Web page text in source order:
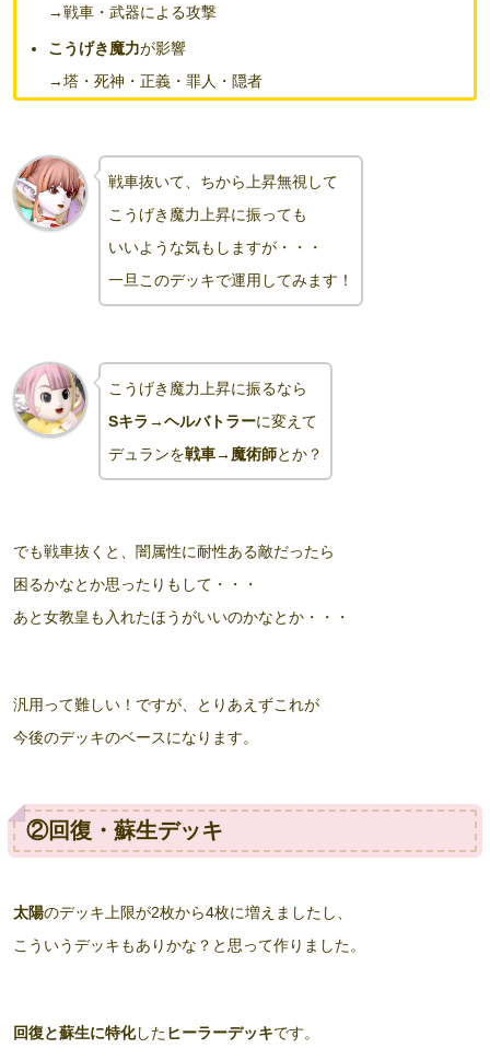
→戦車・武器による攻撃
こうげき魔力が影響
→塔・死神・正義・罪人・隠者
戦車抜いて、ちから上昇無視して
こうげき魔力上昇に振っても
いいような気もしますが・・・
一旦このデッキで運用してみます！
こうげき魔力上昇に振るなら
Sキラ→ヘルバトラーに変えて
デュランを戦車→魔術師とか？
でも戦車抜くと、闇属性に耐性ある敵だったら
困るかなとか思ったりもして・・・
あと女教皇も入れたほうがいいのかなとか・・・
汎用って難しい！ですが、とりあえずこれが
今後のデッキのベースになります。
②回復・蘇生デッキ
太陽のデッキ上限が2枚から4枚に増えましたし、
こういうデッキもありかな？と思って作りました。
回復と蘇生に特化したヒーラーデッキです。